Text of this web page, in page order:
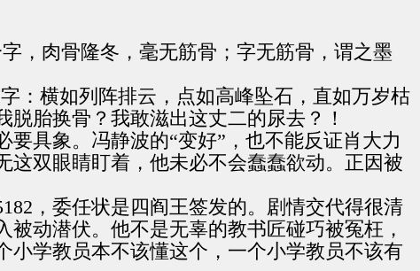
，肉骨隆冬，毫无筋骨；字无筋骨，谓之墨
：横如列阵排云，点如高峰坠石，直如万岁枯
胎换骨？我敢滋出这丈二的尿去？！
具象。冯静波的“变好”，也不能反证肖大力
双眼睛盯着，他未必不会蠢蠢欲动。正因被
，委任状是四阎王签发的。剧情交代得很清
动潜伏。他不是无辜的教书匠碰巧被冤枉，
学教员本不该懂这个，一个小学教员不该有